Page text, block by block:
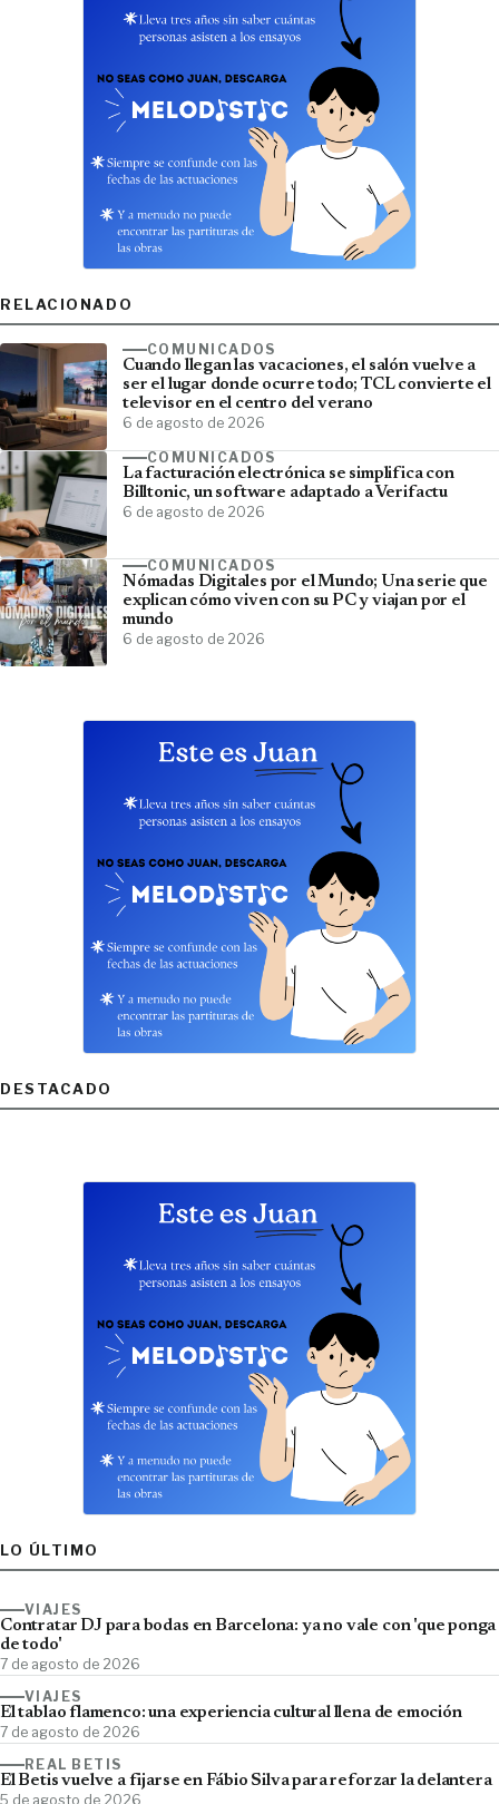
RELACIONADO
COMUNICADOS
Cuando llegan las vacaciones, el salón vuelve a
ser el lugar donde ocurre todo; TCL convierte el
televisor en el centro del verano
6 de agosto de 2026
COMUNICADOS
La facturación electrónica se simplifica con
Billtonic, un software adaptado a Verifactu
6 de agosto de 2026
COMUNICADOS
Nómadas Digitales por el Mundo; Una serie que
explican cómo viven con su PC y viajan por el
mundo
6 de agosto de 2026
DESTACADO
LO ÚLTIMO
VIAJES
Contratar DJ para bodas en Barcelona: ya no vale con 'que ponga
de todo'
7 de agosto de 2026
VIAJES
El tablao flamenco: una experiencia cultural llena de emoción
7 de agosto de 2026
REAL BETIS
El Betis vuelve a fijarse en Fábio Silva para reforzar la delantera
5 de agosto de 2026